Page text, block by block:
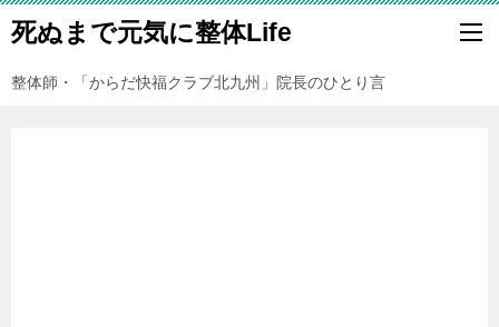
死ぬまで元気に整体Life
整体師・「からだ快福クラブ北九州」院長のひとり言